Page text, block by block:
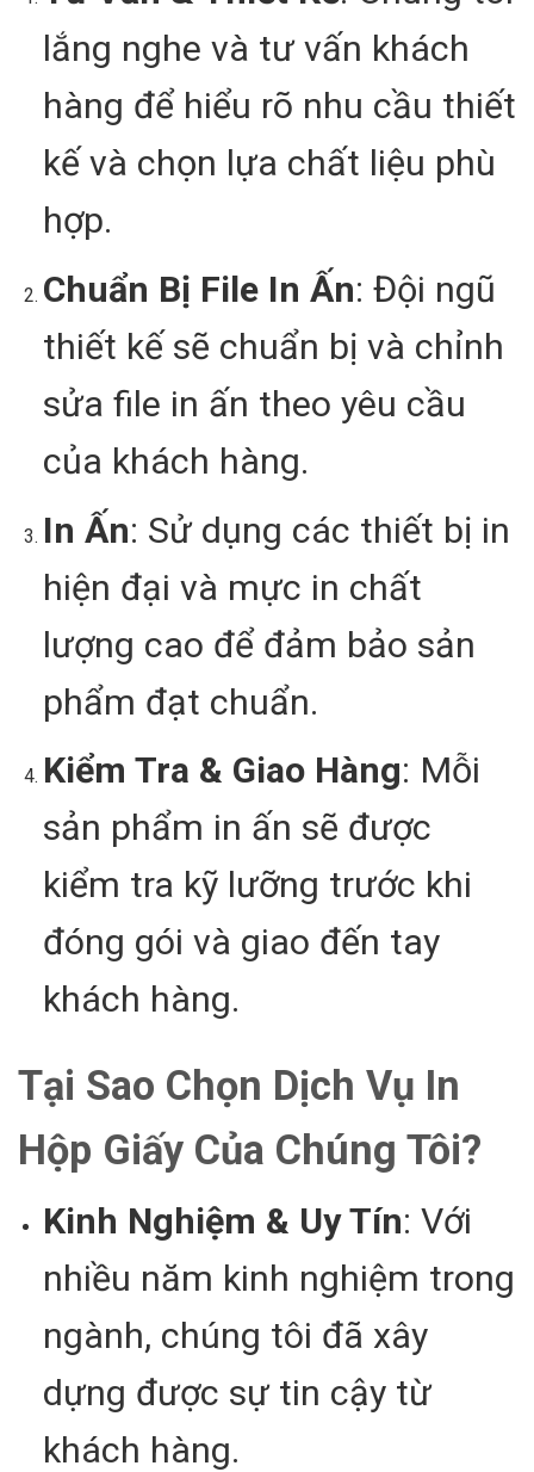
lắng nghe và tư vấn khách
hàng để hiểu rõ nhu cầu thiết
kế và chọn lựa chất liệu phù
hợp.
Chuẩn Bị File In Ấn: Đội ngũ
thiết kế sẽ chuẩn bị và chỉnh
sửa file in ấn theo yêu cầu
của khách hàng.
In Ấn: Sử dụng các thiết bị in
hiện đại và mực in chất
lượng cao để đảm bảo sản
phẩm đạt chuẩn.
Kiểm Tra & Giao Hàng: Mỗi
sản phẩm in ấn sẽ được
kiểm tra kỹ lưỡng trước khi
đóng gói và giao đến tay
khách hàng.
Tại Sao Chọn Dịch Vụ In
Hộp Giấy Của Chúng Tôi?
Kinh Nghiệm & Uy Tín: Với
nhiều năm kinh nghiệm trong
ngành, chúng tôi đã xây
dựng được sự tin cậy từ
khách hàng.